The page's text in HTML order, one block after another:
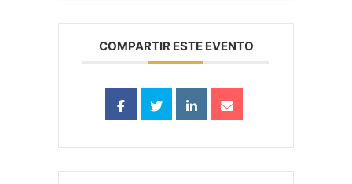
COMPARTIR ESTE EVENTO